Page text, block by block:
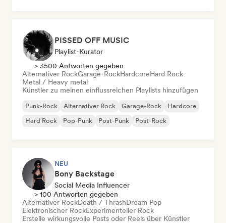
PISSED OFF MUSIC
Playlist-Kurator
> 3500 Antworten gegeben
Alternativer RockGarage-RockHardcoreHard Rock
Metal / Heavy metal
Künstler zu meinen einflussreichen Playlists hinzufügen
Punk-Rock Alternativer Rock Garage-Rock
Hardcore
Hard Rock
Pop-Punk Post-Punk Post-Rock
NEU
Bony Backstage
Social Media Influencer
> 100 Antworten gegeben
Alternativer RockDeath / ThrashDream Pop
Elektronischer RockExperimenteller Rock
Erstelle wirkungsvolle Posts oder Reels über Künstler